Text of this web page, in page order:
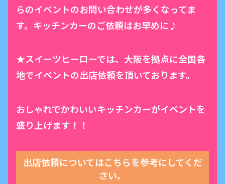
らのイベントのお問い合わせが多くなってま
す。キッチンカーのご依頼はお早めに♪
★スイーツヒーローでは、大阪を拠点に全国各
地でイベントの出店依頼を頂いております。
おしゃれでかわいいキッチンカーがイベントを
盛り上げます！！
出店依頼についてはこちらを参考にしてくだ
さい。